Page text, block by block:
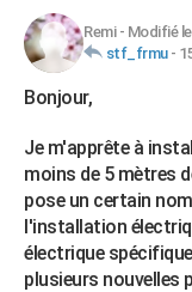
FINANCE
Retraite
Impôts
Epargne
Immobilier
Risques naturels par
Banque
Assurance
Crédit
AUTO
Essais
Réserver un essai
Citadines
Berlines
SUV
Forum auto
+HIGH-TECH
Mobiles
Meilleur smartphone
Internet
Ordinateurs
Jeux vidéo
Guide high-tech
+BRICOLAGE
Forum
Aménagement intérieur
Extérieur
Cuisine
Salle de bains
Jardinage
Rangement
WEEK-END
Guides de France
Escapades
Patrimoine
Expositions
Musées
Week-end nature
+LIFESTYLE
Remi- Modifié le
stf_frmu-
Bonjour,
Je m'apprête à
moins de 5 mètres
pose un certain
l'installation
électrique
plusieurs nouvelles